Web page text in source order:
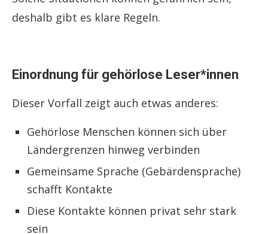
deshalb gibt es klare Regeln.
Einordnung für gehörlose Leser*innen
Dieser Vorfall zeigt auch etwas anderes:
Gehörlose Menschen können sich über
Ländergrenzen hinweg verbinden
Gemeinsame Sprache (Gebärdensprache)
schafft Kontakte
Diese Kontakte können privat sehr stark
sein